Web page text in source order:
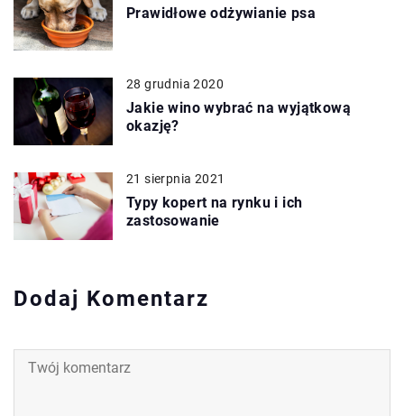
Prawidłowe odżywianie psa
28 grudnia 2020
Jakie wino wybrać na wyjątkową
okazję?
21 sierpnia 2021
Typy kopert na rynku i ich
zastosowanie
Dodaj Komentarz